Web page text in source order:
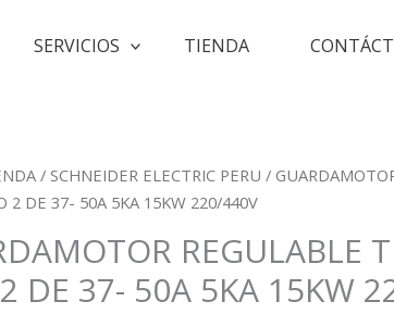
SERVICIOS TIENDA
/ SCHNEIDER ELECTRIC PERU /
2 DE 37- 50A 5KA 15KW 220/440V
REGULABLE
DE 37- 50A 5KA 15KW